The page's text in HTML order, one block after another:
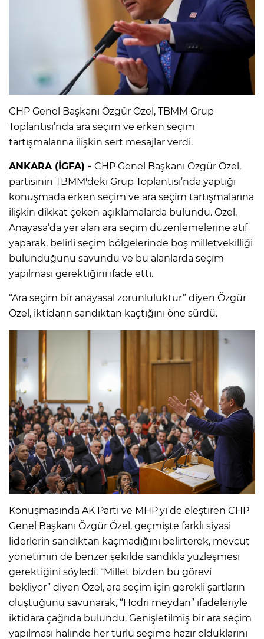
CHP Genel Başkanı Özgür Özel, TBMM Grup
Toplantısı’nda ara seçim ve erken seçim
tartışmalarına ilişkin sert mesajlar verdi.
ANKARA (İGFA) - CHP Genel Başkanı Özgür Özel,
partisinin TBMM'deki Grup Toplantısı’nda yaptığı
konuşmada erken seçim ve ara seçim tartışmalarına
ilişkin dikkat çeken açıklamalarda bulundu. Özel,
Anayasa’da yer alan ara seçim düzenlemelerine atıf
yaparak, belirli seçim bölgelerinde boş milletvekilliği
bulunduğunu savundu ve bu alanlarda seçim
yapılması gerektiğini ifade etti.
“Ara seçim bir anayasal zorunluluktur” diyen Özgür
Özel, iktidarın sandıktan kaçtığını öne sürdü.
Konuşmasında AK Parti ve MHP'yi de eleştiren CHP
Genel Başkanı Özgür Özel, geçmişte farklı siyasi
liderlerin sandıktan kaçmadığını belirterek, mevcut
yönetimin de benzer şekilde sandıkla yüzleşmesi
gerektiğini söyledi. “Millet bizden bu görevi
bekliyor” diyen Özel, ara seçim için gerekli şartların
oluştuğunu savunarak, “Hodri meydan” ifadeleriyle
iktidara çağrıda bulundu. Genişletilmiş bir ara seçim
yapılması halinde her türlü seçime hazır olduklarını